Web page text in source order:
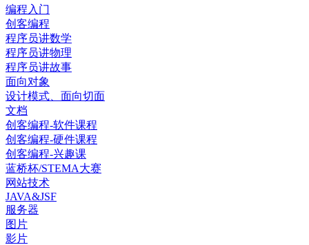
编程入门
创客编程
程序员讲数学
程序员讲物理
程序员讲故事
面向对象
设计模式、面向切面
文档
创客编程-软件课程
创客编程-硬件课程
创客编程-兴趣课
蓝桥杯/STEMA大赛
网站技术
JAVA&JSF
服务器
图片
影片